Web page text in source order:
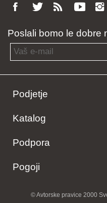
Poslali bomo le dobre
Email address
Podjetje
Katalog
Podpora
Pogoji
© Avtorske pravice 2000